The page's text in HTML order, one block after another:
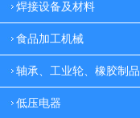
焊接设备及材料
食品加工机械
轴承、工业轮、橡胶制品
低压电器